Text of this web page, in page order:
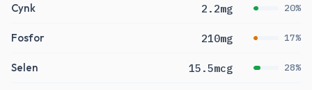
Cynk 2.2mg 20%
Fosfor 210mg 17%
Selen 15.5mcg 28%